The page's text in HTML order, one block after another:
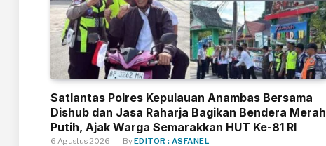
Satlantas Polres Kepulauan Anambas Bersama
Dishub dan Jasa Raharja Bagikan Bendera Merah
Putih, Ajak Warga Semarakkan HUT Ke-81 RI
6 Agustus 2026 ByEDITOR : ASFANEL